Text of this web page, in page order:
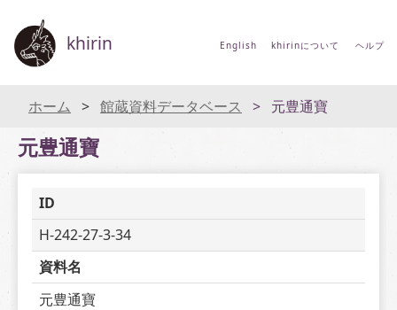
khirin English khirinについて ヘルプ
ホーム 館蔵資料データベース 元豊通寶
元豊通寶
ID
H-242-27-3-34
資料名
元豊通寶